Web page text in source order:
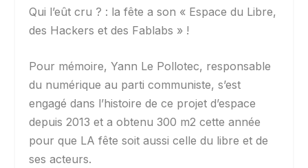
Qui l’eût cru ? : la fête a son « Espace du Libre,
des Hackers et des Fablabs » !
Pour mémoire, Yann Le Pollotec, responsable
du numérique au parti communiste, s’est
engagé dans l’histoire de ce projet d’espace
depuis 2013 et a obtenu 300 m2 cette année
pour que LA fête soit aussi celle du libre et de
ses acteurs.